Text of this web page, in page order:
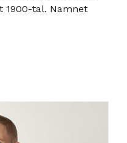
1900-tal. Namnet